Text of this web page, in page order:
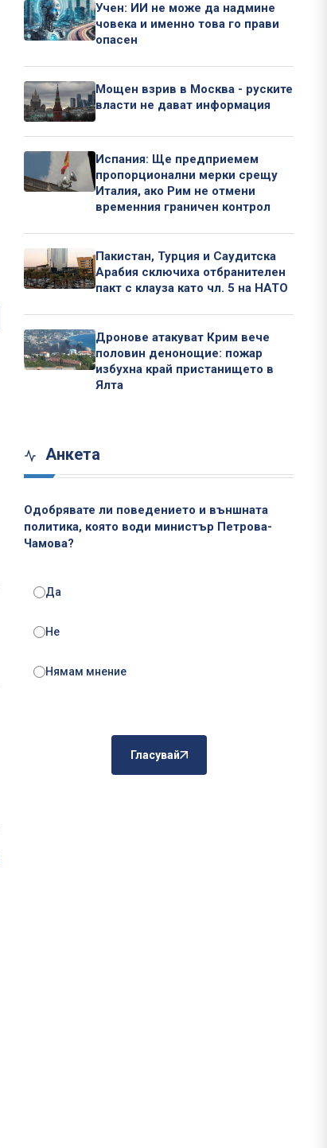
Учен: ИИ не може да надмине
човека и именно това го прави
опасен
Мощен взрив в Москва - руските
власти не дават информация
Испания: Ще предприемем
пропорционални мерки срещу
Италия, ако Рим не отмени
временния граничен контрол
Пакистан, Турция и Саудитска
Арабия сключиха отбранителен
пакт с клауза като чл. 5 на НАТО
Дронове атакуват Крим вече
половин денонощие: пожар
избухна край пристанището в
Ялта
Анкета
Одобрявате ли поведението и външната
политика, която води министър Петрова-
Чамова?
Да
Не
Нямам мнение
Гласувай